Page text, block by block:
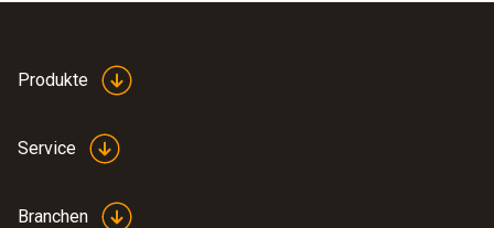
Produkte
Service
Branchen